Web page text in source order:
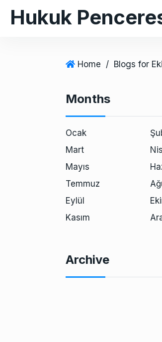
Hukuk
Home / Blogs for
Months
Ocak
Mart
Mayıs
Temmuz
Eylül
Kasım
Archive